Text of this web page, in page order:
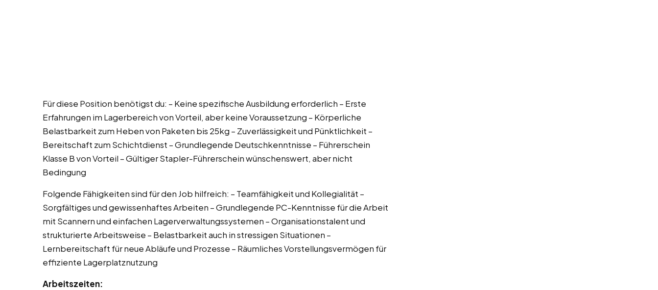
Für diese Position benötigst du: – Keine spezifische Ausbildung erforderlich – Erste
Erfahrungen im Lagerbereich von Vorteil, aber keine Voraussetzung – Körperliche
Belastbarkeit zum Heben von Paketen bis 25kg – Zuverlässigkeit und Pünktlichkeit –
Bereitschaft zum Schichtdienst – Grundlegende Deutschkenntnisse – Führerschein
Klasse B von Vorteil – Gültiger Stapler-Führerschein wünschenswert, aber nicht
Bedingung
Folgende Fähigkeiten sind für den Job hilfreich: – Teamfähigkeit und Kollegialität –
Sorgfältiges und gewissenhaftes Arbeiten – Grundlegende PC-Kenntnisse für die Arbeit
mit Scannern und einfachen Lagerverwaltungssystemen – Organisationstalent und
strukturierte Arbeitsweise – Belastbarkeit auch in stressigen Situationen –
Lernbereitschaft für neue Abläufe und Prozesse – Räumliches Vorstellungsvermögen für
effiziente Lagerplatznutzung
Arbeitszeiten: